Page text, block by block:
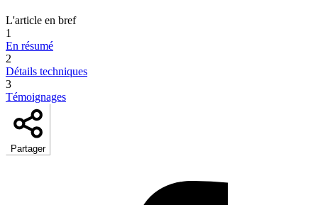
L'article en bref
1
En résumé
2
Détails techniques
3
Témoignages
Partager